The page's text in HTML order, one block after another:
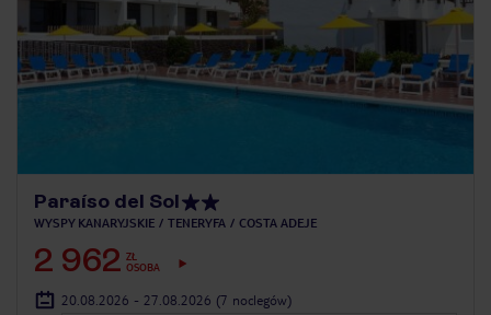
Paraíso del Sol
WYSPY KANARYJSKIE TENERYFA COSTA ADEJE
2 962 ZŁ
OSOBA
20.08.2026 - 27.08.2026 (7 noclegów)